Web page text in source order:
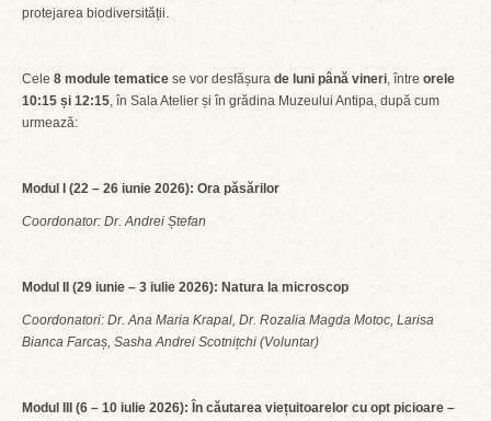
protejarea biodiversității.
Cele 8 module tematice se vor desfășura de luni până vineri, între orele
10:15 și 12:15, în Sala Atelier și în grădina Muzeului Antipa, după cum
urmează:
Modul I (22 – 26 iunie 2026): Ora păsărilor
Coordonator: Dr. Andrei Ștefan
Modul II (29 iunie – 3 iulie 2026): Natura la microscop
Coordonatori: Dr. Ana Maria Krapal, Dr. Rozalia Magda Motoc, Larisa
Bianca Farcaș, Sasha Andrei Scotnițchi (Voluntar)
Modul III (6 – 10 iulie 2026): În căutarea viețuitoarelor cu opt picioare –